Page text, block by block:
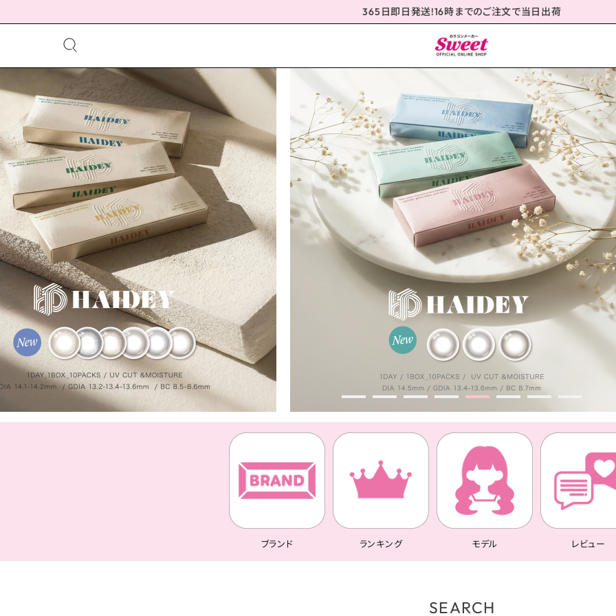
365日即日発送!16時までのご注文で当日出荷
person 会員登録
配送方法について
発送について
お支払い方法について
お買い物ガイド
お問い合わせ
よくあるご質問
ブログページ
ブランド ランキング モデル レビュー
SEARCH